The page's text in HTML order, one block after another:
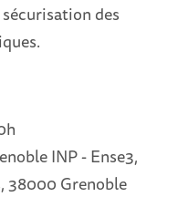
des
INP - Ense3,
38000 Grenoble